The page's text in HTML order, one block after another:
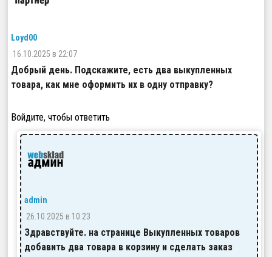
Loyd00
16.10.2025 в 22:07
Добрый день. Подскажите, есть два выкупленных
товара, как мне оформить их в одну отправку?
Войдите, чтобы ответить
admin
26.10.2025 в 10:23
Здравствуйте. на странице Выкупленных товаров
добавить два товара в корзину и сделать заказ